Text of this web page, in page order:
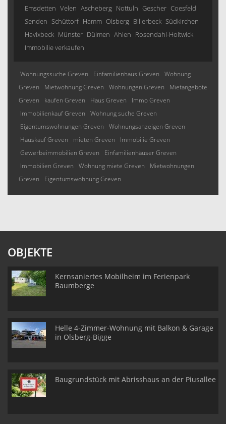
Emsdetten Velen Ascheberg Nottuln Gescher Coesfeld
Senden Schüttorf Hamm Olsberg Billerbeck Südkirchen
Havixbeck Münster Dülmen Ahlen Rosendahl-Holtwick
Immobilie verkaufen
Wohnungssuche Greven Einfamilienhaus Greven
Wohnung
Greven
Mietwohnung Greven Wohnungen Greven
Mietangebote
Greven
kaufen Greven Haus Greven
Immo Greven
Immobilienkauf Greven
Wohnung suche Greven
Eigentumswohnungen Greven
Wohnungsanzeigen Greven
Hauskauf Greven
mieten Greven
Immobilie Greven
Gewerbeimmobilien Greven
Einfamilienhäuser Greven
Immobilien Greven
Wohnung miete Greven
Mietwohnungen
Greven
Eigentumswohnung Greven
OBJEKTE
Kernsaniertes Mobilheim im Ferienpark
Baumberge
Helle 4-Zimmer-Wohnung mit Balkon & Garage
in Olsberg-Bigge
Baugrundstück mit Abrisshaus an der Piusallee